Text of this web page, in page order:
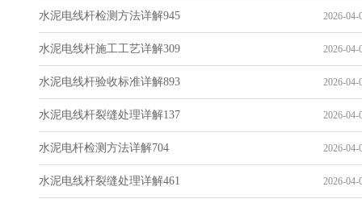
水泥电线杆检测方法详解945 2026-04-
水泥电线杆施工工艺详解309 2026-04-
水泥电线杆验收标准详解893 2026-04-
水泥电线杆裂缝处理详解137 2026-04-
水泥电杆检测方法详解704 2026-04-
水泥电线杆裂缝处理详解461 2026-04-